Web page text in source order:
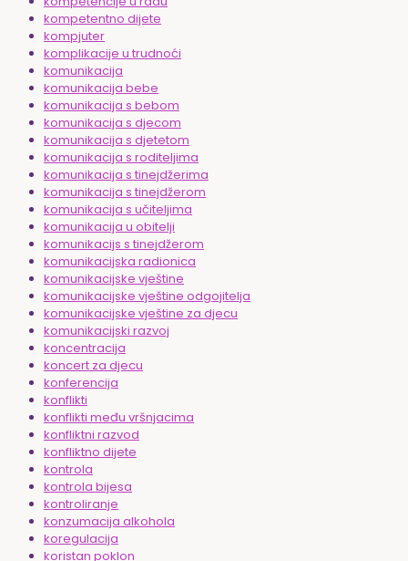
kompetentno dijete
kompjuter
komplikacije u trudnoći
komunikacija
komunikacija bebe
komunikacija s bebom
komunikacija s djecom
komunikacija s djetetom
komunikacija s roditeljima
komunikacija s tinejdžerima
komunikacija s tinejdžerom
komunikacija s učiteljima
komunikacija u obitelji
komunikacijs s tinejdžerom
komunikacijska radionica
komunikacijske vještine
komunikacijske vještine odgojitelja
komunikacijske vještine za djecu
komunikacijski razvoj
koncentracija
koncert za djecu
konferencija
konflikti
konflikti među vršnjacima
konfliktni razvod
konfliktno dijete
kontrola
kontrola bijesa
kontroliranje
konzumacija alkohola
koregulacija
koristan poklon